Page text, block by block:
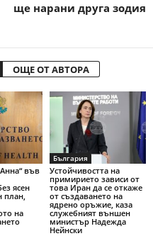
ще нарани друга зодия
ОЩЕ ОТ АВТОРА
във
ясен
план,
на
България
Устойчивостта на
примирието зависи от
това Иран да се откаже
от създаването на
ядрено оръжие, каза
служебният външен
министър Надежда
Нейнски